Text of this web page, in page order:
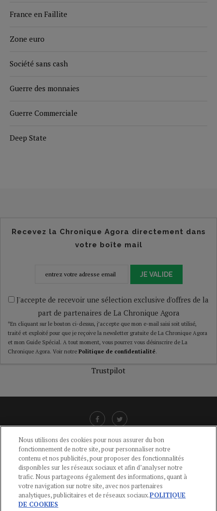
France en Faillite
Zone euro
Société sans cash
Guerre des monnaies
Guerre Commerciale
Deep State
Recevez la Chronique Agora directement dans
votre boîte mail
JE VALIDE
J'accepte de recevoir une sélection exclusive d'offres de la
part de partenaires de La Chronique Agora
*En cliquant sur le bouton ci-dessus, j’accepte que mon e-mail saisi soit utilisé,
traité et exploité pour que je reçoive la newsletter gratuite de La Chronique Agora
et mon Guide Spécial. A tout moment, vous pourrez vous désinscrire de La
Chronique Agora. Voir notre Politique de confidentialité.
Trustpilot
LIENS UTILES
CGU-POLITIQUE DE CONFIDENTIALITÉ -POLITIQUE DES COOKIES
MENTIONS LÉGALES -AIDE
CONTACT
Nous utilisons des cookies pour nous assurer du bon
fonctionnement de notre site, pour personnaliser notre
contenu et nos publicités, pour proposer des fonctionnalités
disponibles sur les réseaux sociaux et afin d’analyser notre
trafic. Nous partageons également des informations, quant à
votre navigation sur notre site, avec nos partenaires
analytiques, publicitaires et de réseaux sociaux.POLITIQUE
DE COOKIES